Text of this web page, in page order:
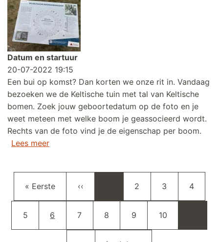
Datum en startuur
20-07-2022 19:15
Een bui op komst? Dan korten we onze rit in. Vandaag
bezoeken we de Keltische tuin met tal van Keltische
bomen. Zoek jouw geboortedatum op de foto en je
weet meteen met welke boom je geassocieerd wordt.
Rechts van de foto vind je de eigenschap per boom.
Lees meerover Wekelijkse woensdagavond fietstocht
Paginering
Eerste pagina
« Eerste Vorige pagina
‹‹ Pagina
2 Pagina
3 Pagina
4
Pagina
5 Huidige pagina
6 Pagina
7 Pagina
8 Pagina
9 Pagina
10